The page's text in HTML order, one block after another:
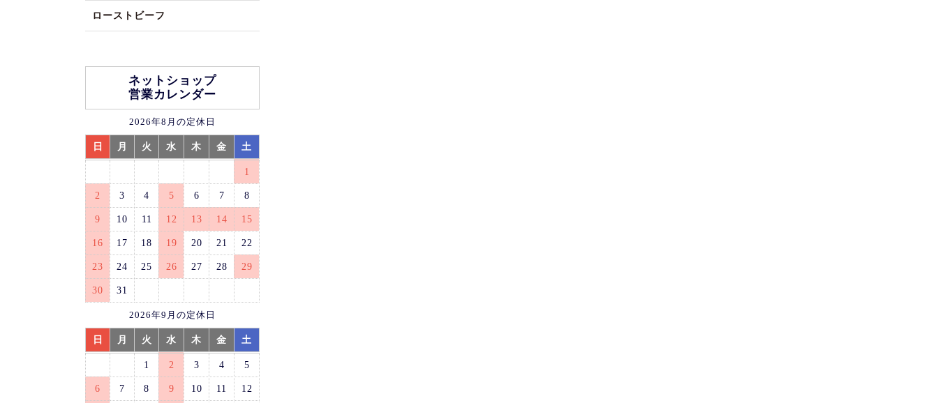
ローストビーフ
ネットショップ
営業カレンダー
2026年8月の定休日
日 月 火 水 木 金 土
1
2 3 4 5 6 7 8
9 10 11 12 13 14 15
16 17 18 19 20 21 22
23 24 25 26 27 28 29
30 31
2026年9月の定休日
日 月 火 水 木 金 土
1 2 3 4 5
6 7 8 9 10 11 12